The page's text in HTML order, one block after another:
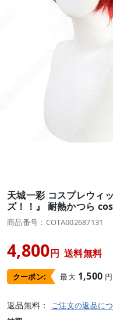
天城一彩 コスプレウィ
ズ！！』 耐熱かつら
商品番号：COTA002687131
4,800円 送料無料
クーポン: 最大 1,500
返品無料： ご注文の返品に